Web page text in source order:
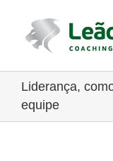
para
conteúdo
Liderança,
equipe